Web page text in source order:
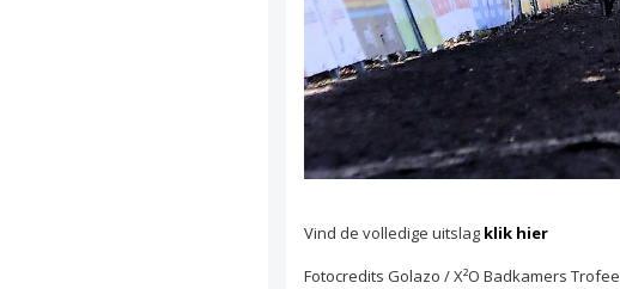
Vind de volledige uitslag klik hier
Fotocredits Golazo / X²O Badkamers Trofee